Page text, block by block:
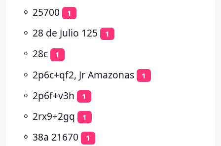
⚬ 25700 1
⚬ 28 de Julio 125 1
⚬ 28c 1
⚬ 2p6c+qf2, Jr Amazonas 1
⚬ 2p6f+v3h 1
⚬ 2rx9+2gq 1
⚬ 38a 21670 1